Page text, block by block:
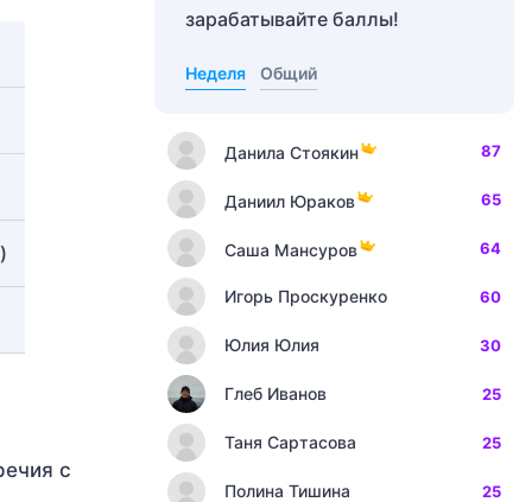
с
зарабатывайте баллы!
Неделя Общий
Данила Стоякин 87
Даниил Юраков 65
Саша Мансуров 64
Игорь Проскуренко 60
Юлия Юлия 30
Глеб Иванов 25
Таня Сартасова 25
Полина Тишина 25